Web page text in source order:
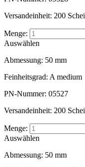
Versandeinheit: 200
Menge:
Auswählen
Abmessung: 50 mm
Feinheitsgrad: A medium
PN-Nummer: 05527
Versandeinheit: 200
Menge:
Auswählen
Abmessung: 50 mm